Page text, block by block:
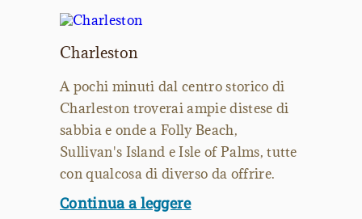
Charleston
A pochi minuti dal centro storico di
Charleston troverai ampie distese di
sabbia e onde a Folly Beach,
Sullivan's Island e Isle of Palms, tutte
con qualcosa di diverso da offrire.
Continua a leggere